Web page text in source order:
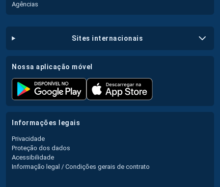
Agências
sites internacionais
nossa aplicação móvel
informações legais
Privacidade
Proteção dos dados
Acessibilidade
Informação legal / Condições gerais de contrato